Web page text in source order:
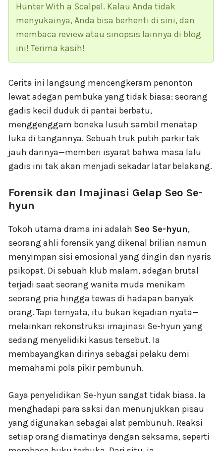
Hunter With a Scalpel. Kalau Anda tidak
menyukainya, Anda bisa berhenti di sini, dan
membaca review atau sinopsis lainnya di blog
ini! Terima kasih!
Cerita ini langsung mencengkeram penonton
lewat adegan pembuka yang tidak biasa: seorang
gadis kecil duduk di pantai berbatu,
menggenggam boneka lusuh sambil menatap
luka di tangannya. Sebuah truk putih parkir tak
jauh darinya—memberi isyarat bahwa masa lalu
gadis ini tak akan menjadi sekadar latar belakang.
Forensik dan Imajinasi Gelap Seo Se-
hyun
Tokoh utama drama ini adalah Seo Se-hyun,
seorang ahli forensik yang dikenal brilian namun
menyimpan sisi emosional yang dingin dan nyaris
psikopat. Di sebuah klub malam, adegan brutal
terjadi saat seorang wanita muda menikam
seorang pria hingga tewas di hadapan banyak
orang. Tapi ternyata, itu bukan kejadian nyata—
melainkan rekonstruksi imajinasi Se-hyun yang
sedang menyelidiki kasus tersebut. Ia
membayangkan dirinya sebagai pelaku demi
memahami pola pikir pembunuh.
Gaya penyelidikan Se-hyun sangat tidak biasa. Ia
menghadapi para saksi dan menunjukkan pisau
yang digunakan sebagai alat pembunuh. Reaksi
setiap orang diamatinya dengan seksama, seperti